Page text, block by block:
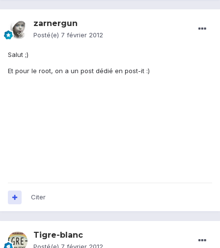
zarnergun
Posté(e) 7 février 2012
Salut ;)
Et pour le root, on a un post dédié en post-it :)
Citer
Tigre-blanc